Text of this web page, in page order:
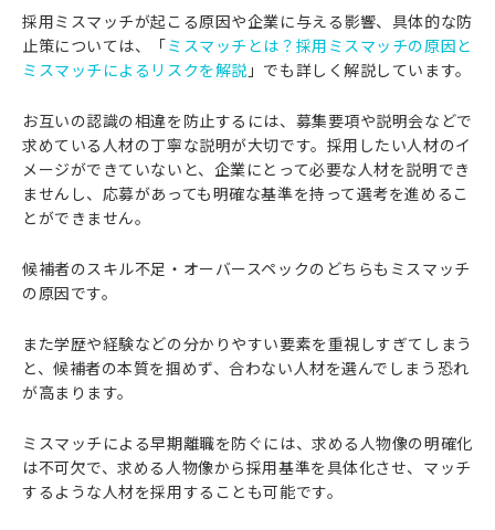
採用ミスマッチが起こる原因や企業に与える影響、具体的な防
止策については、「ミスマッチとは？採用ミスマッチの原因と
ミスマッチによるリスクを解説 」でも詳しく解説しています。
お互いの認識の相違を防止するには、募集要項や説明会などで
求めている人材の丁寧な説明が大切です。採用したい人材のイ
メージができていないと、企業にとって必要な人材を説明でき
ませんし、応募があっても明確な基準を持って選考を進めるこ
とができません。
候補者のスキル不足・オーバースペックのどちらもミスマッチ
の原因です。
また学歴や経験などの分かりやすい要素を重視しすぎてしまう
と、候補者の本質を掴めず、合わない人材を選んでしまう恐れ
が高まります。
ミスマッチによる早期離職を防ぐには、求める人物像の明確化
は不可欠で、求める人物像から採用基準を具体化させ、マッチ
するような人材を採用することも可能です。